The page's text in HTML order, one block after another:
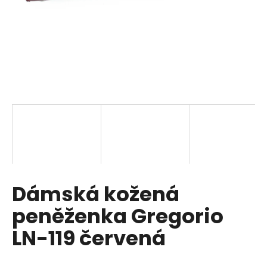
Dámská kožená
peněženka Gregorio
LN-119 červená
D
o
p
o
r